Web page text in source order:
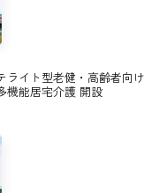
ライト型老健・高齢者向け
機能居宅介護 開設